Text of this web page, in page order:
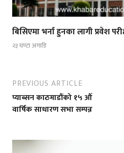
बिसिएमा भर्ना हुनका लागी प्रवेश
२३ घण्टा अगाडि
PREVIOUS ARTICLE
प्याब्सन काठमाडौंको १५ औं
वार्षिक साधारण सभा सम्पन्न